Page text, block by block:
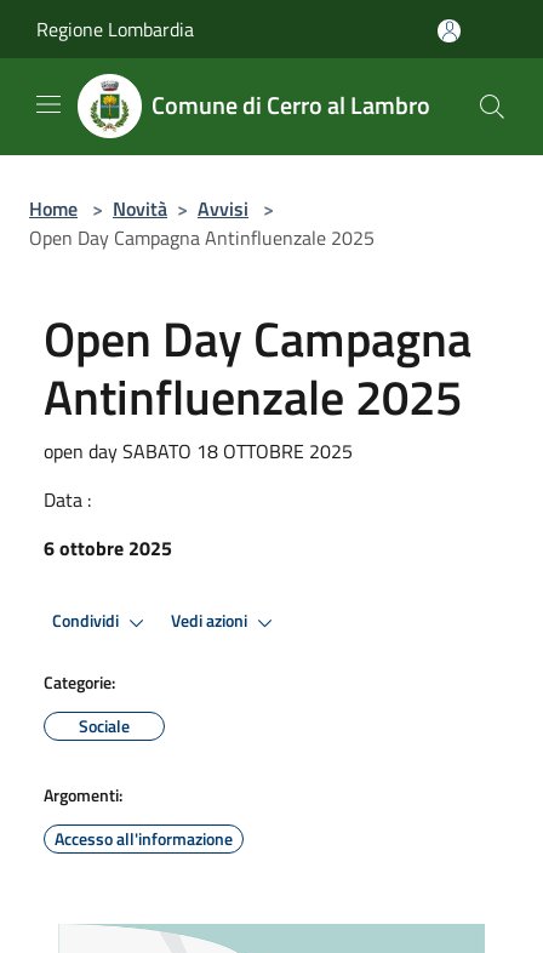
Regione Lombardia
Comune di Cerro al Lambro
Home > Novità > Avvisi >
Open Day Campagna Antinfluenzale 2025
Open Day Campagna
Antinfluenzale 2025
open day SABATO 18 OTTOBRE 2025
Data :
6 ottobre 2025
Condividi Vedi azioni
Categorie:
Sociale
Argomenti:
Accesso all'informazione